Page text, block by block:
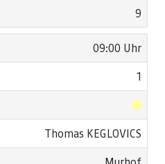
9
09:00 Uhr
1
Thomas KEGLOVICS